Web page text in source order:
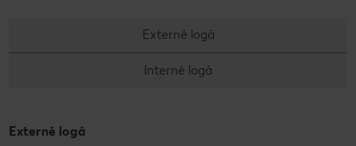
Externé logá
Interné logá
Externé logá